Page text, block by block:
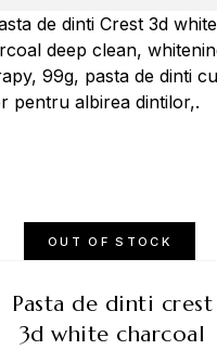
OUT OF STOCK
pasta de dinti crest
3d white charcoal